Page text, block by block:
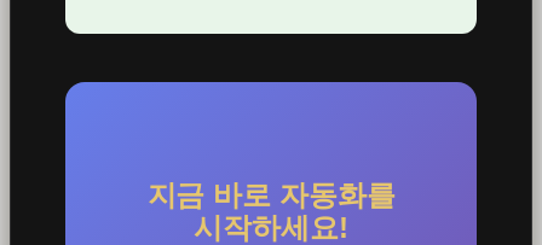
지금 바로 자동화를
시작하세요!